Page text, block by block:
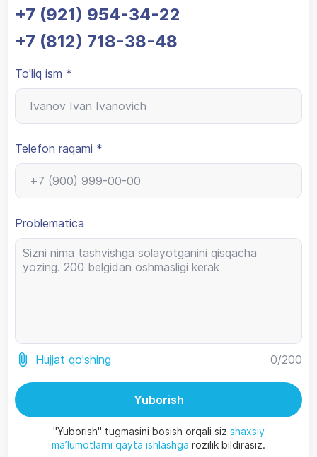
+7 (921) 954-34-22
+7 (812) 718-38-48
To'liq ism *
Telefon raqami *
Problematica
Hujjat qo'shing 0/200
Yuborish
"Yuborish" tugmasini bosish orqali siz shaxsiy
ma’lumotlarni qayta ishlashga rozilik bildirasiz.